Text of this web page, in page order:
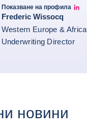
Показване на профила
JCC Linkedin
Frederic Wissocq
Western Europe & Africa
Underwriting Director
новини